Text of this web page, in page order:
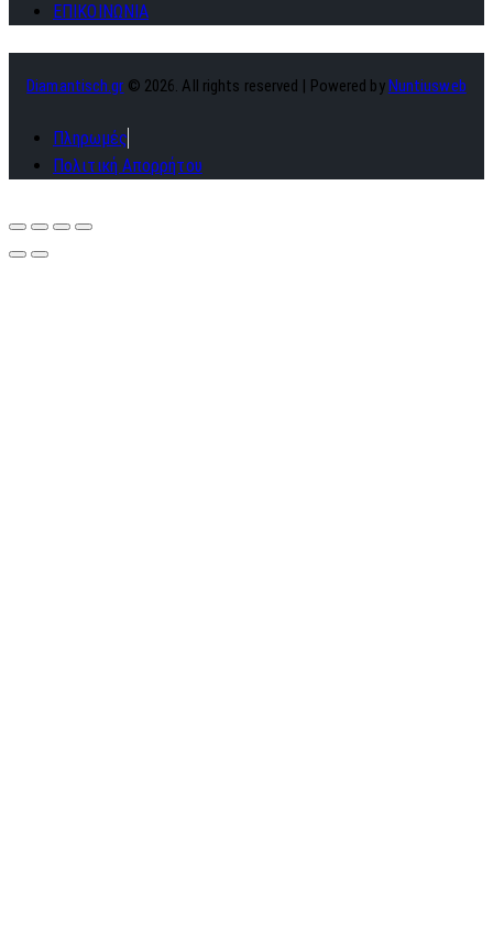
ΕΠΙΚΟΙΝΩΝΙΑ
Diamantisch.gr © 2026. All rights reserved | Powered by Nuntiusweb
Πληρωμές
Πολιτική Απορρήτου